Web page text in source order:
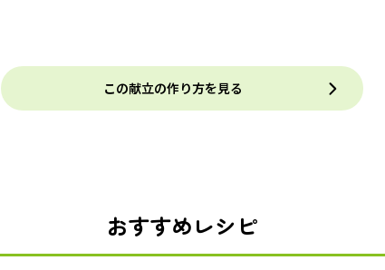
この献立の作り方を見る
おすすめレシピ